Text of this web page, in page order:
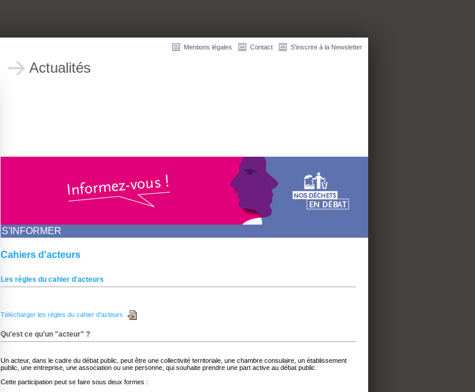
Mentions légales Contact S'inscrire à la Newsletter
Actualités
S'INFORMER
Cahiers d'acteurs
Les règles du cahier d'acteurs
Télécharger les règles du cahier d'acteurs
Qu'est ce qu'un "acteur" ?
Un acteur, dans le cadre du débat public, peut être une collectivité territoriale, une chambre consulaire, un établissement
public, une entreprise, une association ou une personne, qui souhaite prendre une part active au débat public.
Cette participation peut se faire sous deux formes :